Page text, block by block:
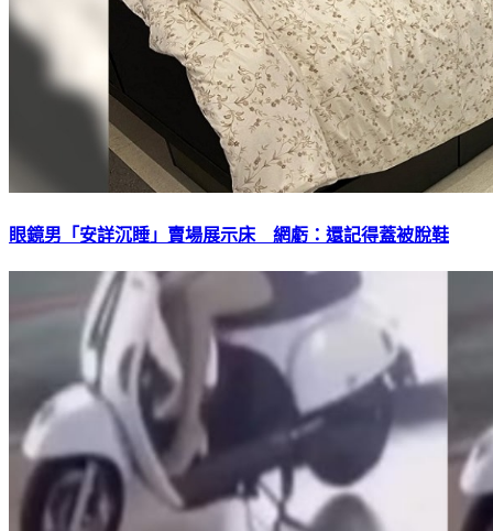
眼鏡男「安詳沉睡」賣場展示床 網虧：還記得蓋被脫鞋